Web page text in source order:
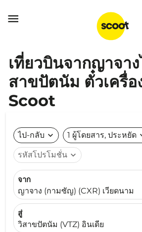

เที่ยวบินจากญาจา
สาขปัตนัม ตั๋วเครื่อ
Scoot
ไป-กลับ expand_more 1 ผู้โดยสาร, ประหยัด
รหัสโปรโมชั่น expand_more
จาก
ญาจาง (กามซัญ) (CXR) เวียดนาม
สู่
วิสาขปัตนัม (VTZ) อินเดีย